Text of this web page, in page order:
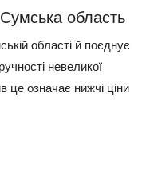
область
області й поєднує
невеликої
це означає нижчі ціни